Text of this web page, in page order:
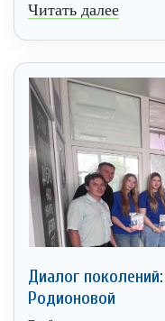
Читать далее
Диалог
Родионовой